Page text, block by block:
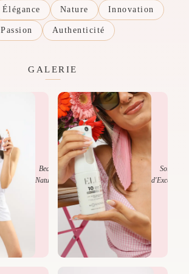
Élégance Nature Innovation
Passion Authenticité
GALERIE
Beauté
Naturelle
Soins
d'Exception